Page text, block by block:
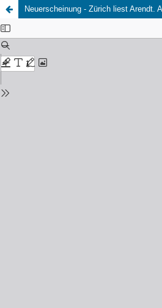
Neuerscheinung - Zürich liest Arendt.